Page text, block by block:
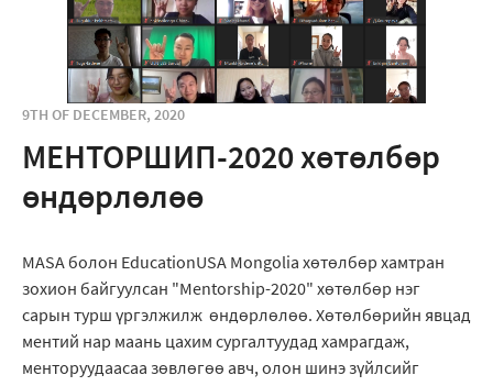
9TH OF DECEMBER, 2020
МЕНТОРШИП-2020 хөтөлбөр
өндөрлөлөө
MASA болон EducationUSA Mongolia хөтөлбөр хамтран
зохион байгуулсан "Mentorship-2020" хөтөлбөр нэг
сарын турш үргэлжилж өндөрлөлөө. Хөтөлбөрийн явцад
ментий нар маань цахим сургалтуудад хамрагдаж,
менторуудаасаа зөвлөгөө авч, олон шинэ зүйлсийг